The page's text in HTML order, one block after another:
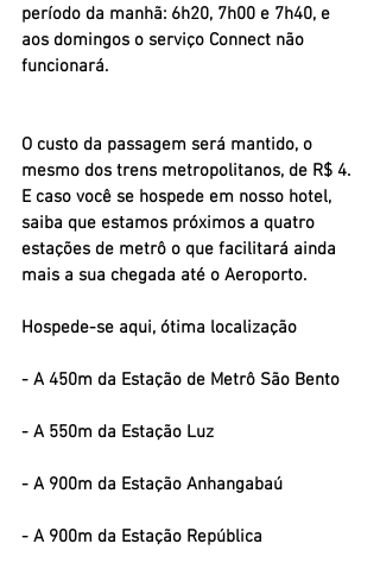
período da manhã: 6h20, 7h00 e 7h40, e
aos domingos o serviço Connect não
funcionará.
O custo da passagem será mantido, o
mesmo dos trens metropolitanos, de R$ 4.
E caso você se hospede em nosso hotel,
saiba que estamos próximos a quatro
estações de metrô o que facilitará ainda
mais a sua chegada até o Aeroporto.
Hospede-se aqui, ótima localização
- A 450m da Estação de Metrô São Bento
- A 550m da Estação Luz
- A 900m da Estação Anhangabaú
- A 900m da Estação República